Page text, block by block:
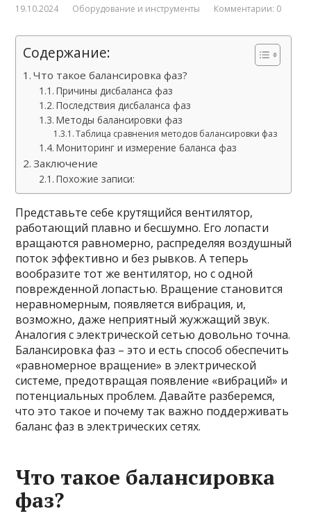
19.10.2024 Оборудование и инструменты Комментарии: 0
Содержание:
Что такое балансировка фаз?
Причины дисбаланса фаз
Последствия дисбаланса фаз
Методы балансировки фаз
Таблица сравнения методов балансировки фаз
Мониторинг и измерение баланса фаз
Заключение
Похожие записи:
Представьте себе крутящийся вентилятор,
работающий плавно и бесшумно. Его лопасти
вращаются равномерно, распределяя воздушный
поток эффективно и без рывков. А теперь
вообразите тот же вентилятор, но с одной
поврежденной лопастью. Вращение становится
неравномерным, появляется вибрация, и,
возможно, даже неприятный жужжащий звук.
Аналогия с электрической сетью довольно точна.
Балансировка фаз – это и есть способ обеспечить
«равномерное вращение» в электрической
системе, предотвращая появление «вибраций» и
потенциальных проблем. Давайте разберемся,
что это такое и почему так важно поддерживать
баланс фаз в электрических сетях.
Что такое балансировка
фаз?